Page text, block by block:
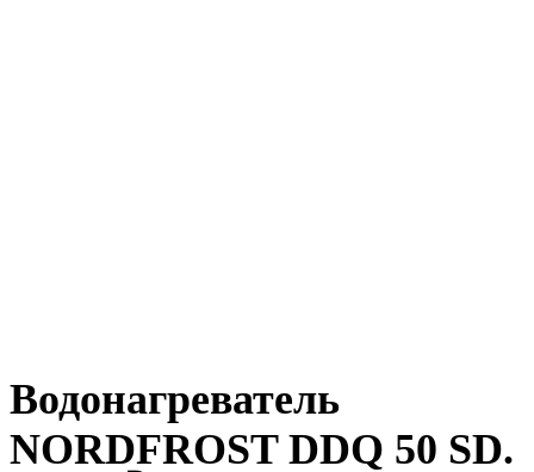
Водонагреватель
NORDFROST DDQ 50 SD.